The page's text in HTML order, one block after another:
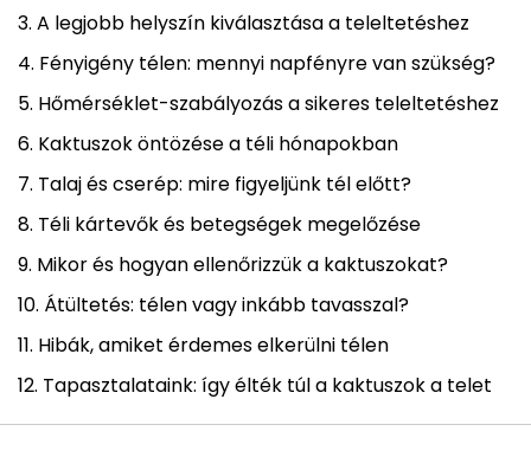
A legjobb helyszín kiválasztása a teleltetéshez
Fényigény télen: mennyi napfényre van szükség?
Hőmérséklet-szabályozás a sikeres teleltetéshez
Kaktuszok öntözése a téli hónapokban
Talaj és cserép: mire figyeljünk tél előtt?
Téli kártevők és betegségek megelőzése
Mikor és hogyan ellenőrizzük a kaktuszokat?
Átültetés: télen vagy inkább tavasszal?
Hibák, amiket érdemes elkerülni télen
Tapasztalataink: így élték túl a kaktuszok a telet